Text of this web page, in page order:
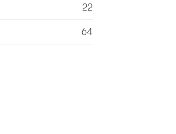
22
64